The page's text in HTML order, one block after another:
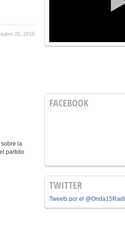
25, 2016
la
partido
FACEBOOK
TWITTER
Tweets por el